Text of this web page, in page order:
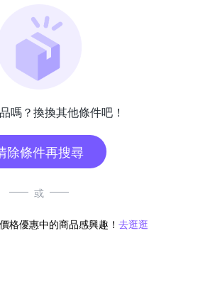
嗎？換換其他條件吧！
除條件再搜尋
或
格優惠中的商品感興趣！ 去逛逛